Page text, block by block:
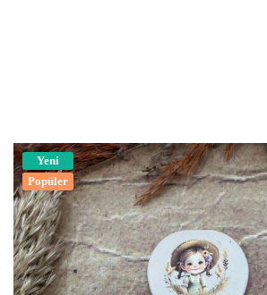
Yeni
Popüler